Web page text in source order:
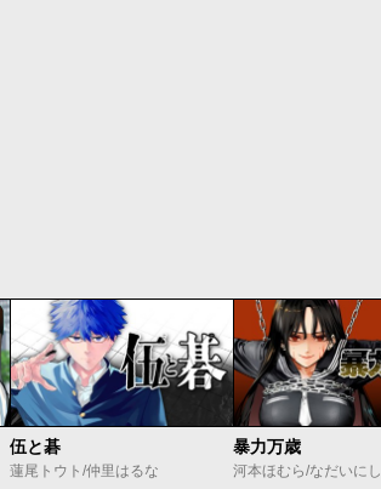
伍と碁
蓮尾トウト/仲里はるな
暴力万歳
河本ほむら/なだいにし